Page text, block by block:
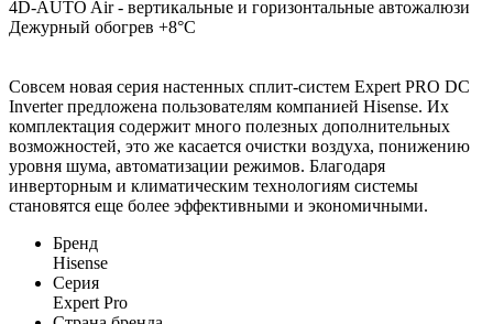
4D-AUTO Air - вертикальные и горизонтальные автожалюзи
Дежурный обогрев +8°С
Совсем новая серия настенных сплит-систем Expert PRO DC
Inverter предложена пользователям компанией Hisense. Их
комплектация содержит много полезных дополнительных
возможностей, это же касается очистки воздуха, понижению
уровня шума, автоматизации режимов. Благодаря
инверторным и климатическим технологиям системы
становятся еще более эффективными и экономичными.
Бренд
Hisense
Серия
Expert Pro